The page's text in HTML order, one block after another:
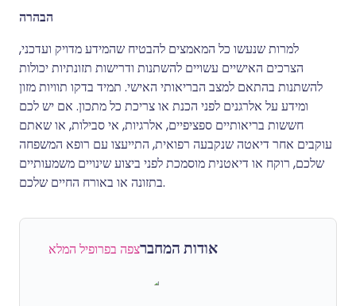
הבהרה
למרות שנעשו כל המאמצים להבטיח שהמידע מדויק ועדכני,
הצרכים האישיים עשויים להשתנות ודרישות תזונתיות יכולות
להשתנות בהתאם למצב הבריאותי האישי. תמיד בדקו תוויות מזון
ומידע על אלרגנים לפני הכנת או צריכת כל מתכון. אם יש לכם
חששות בריאותיים ספציפיים, אלרגיות, אי סבילות, או שאתם
עוקבים אחר דיאטה שנקבעה רפואית, התייעצו עם רופא המשפחה
שלכם, רוקח או דיאטנית מוסמכת לפני ביצוע שינויים משמעותיים
בתזונה או באורח החיים שלכם.
אודות המחברצפה בפרופיל המלא